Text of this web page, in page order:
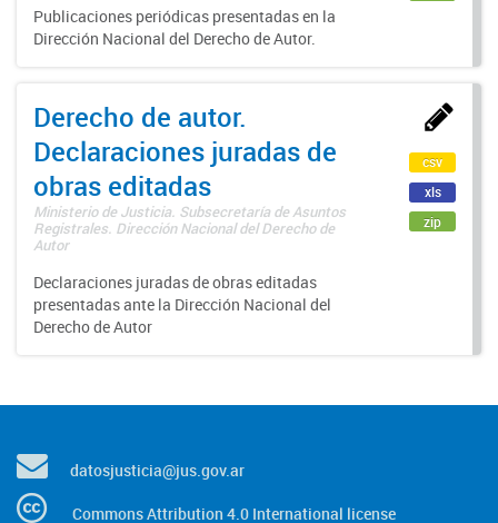
Publicaciones periódicas presentadas en la
Dirección Nacional del Derecho de Autor.
Derecho de autor.
Declaraciones juradas de
obras editadas
Ministerio de Justicia. Subsecretaría de Asuntos
Registrales. Dirección Nacional del Derecho de
Autor
Declaraciones juradas de obras editadas
presentadas ante la Dirección Nacional del
Derecho de Autor
csv
xls
zip
datosjusticia@jus.gov.ar
Commons Attribution 4.0 International license